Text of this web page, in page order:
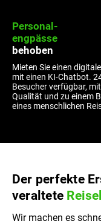
Personal-
engpässe
behoben
Mieten Sie einen
mit einen KI-Chatbot.
Besucher verfügbar,
Qualität und zu einem
eines menschlichen
Der perfekte
veraltete
Wir machen es